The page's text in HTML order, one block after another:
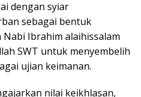
dengan syiar
sebagai bentuk
Ibrahim alaihissalam
SWT untuk menyembelih
ujian keimanan.
nilai keikhlasan,